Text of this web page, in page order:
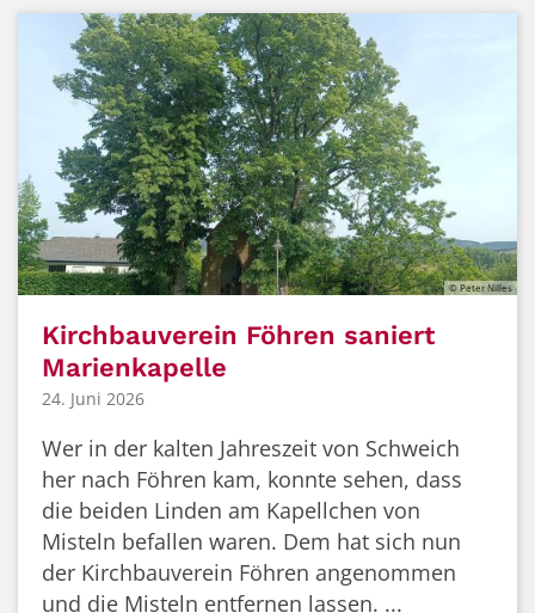
© Peter Nilles
Kirchbauverein Föhren saniert
Marienkapelle
24. Juni 2026
Wer in der kalten Jahreszeit von Schweich
her nach Föhren kam, konnte sehen, dass
die beiden Linden am Kapellchen von
Misteln befallen waren. Dem hat sich nun
der Kirchbauverein Föhren angenommen
und die Misteln entfernen lassen. ...